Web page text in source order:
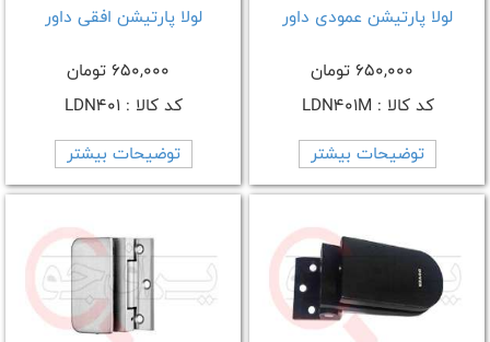
لولا پارتیشن عمودی داور
کد کالا : LDN401M
توضیحات بیشتر
لولا پارتیشن افقی داور
کد کالا : LDN401
توضیحات بیشتر